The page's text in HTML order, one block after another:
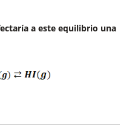
gaseosos haya. En los
en total, y en los
a este equilibrio una
ha producido en el